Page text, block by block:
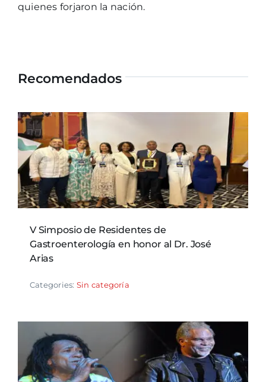
quienes forjaron la nación.
Recomendados
V Simposio de Residentes de
Gastroenterología en honor al Dr. José
Arias
Categories: Sin categoría